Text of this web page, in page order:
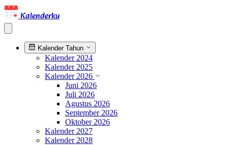
Kalenderku
Kalender Tahun
Kalender 2024
Kalender 2025
Kalender 2026
Juni 2026
Juli 2026
Agustus 2026
September 2026
Oktober 2026
Kalender 2027
Kalender 2028